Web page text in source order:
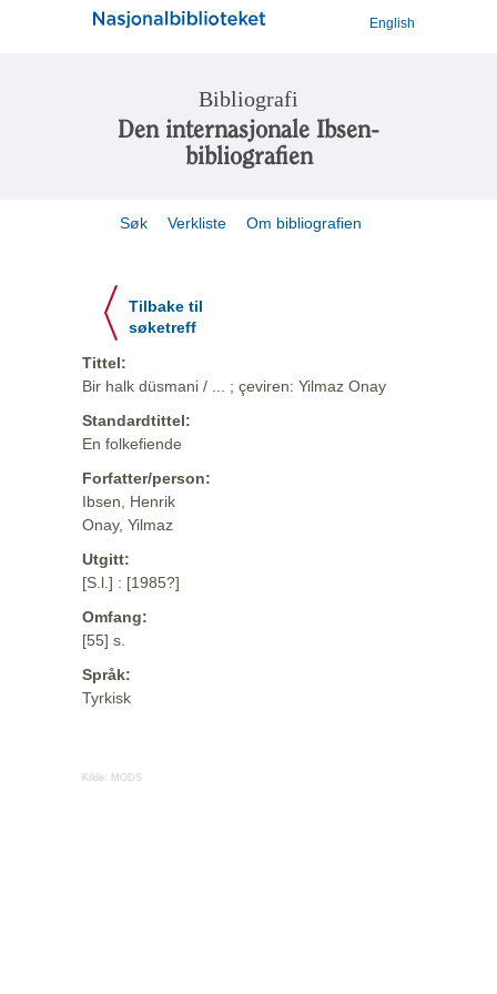
English
Bibliografi
Den internasjonale Ibsen-
bibliografien
Søk Verkliste Om bibliografien
Tilbake til
søketreff
Tittel:
Bir halk düsmani / ... ; çeviren: Yilmaz Onay
Standardtittel:
En folkefiende
Forfatter/person:
Ibsen, Henrik
Onay, Yilmaz
Utgitt:
[S.l.] : [1985?]
Omfang:
[55] s.
Språk:
Tyrkisk
Kilde: MODS